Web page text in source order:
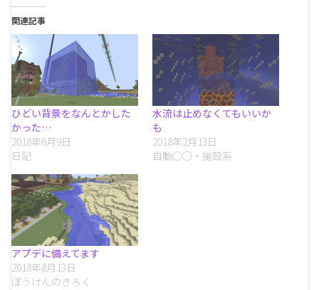
関連記事
ひどい背景をなんとかした
かった…
2018年6月9日
日記
水流は止めなくてもいいか
も
2018年2月13日
自動○○・施設系
アプデに備えてます
2018年8月13日
ぼうけんのきろく